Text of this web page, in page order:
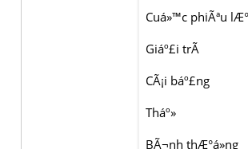
Cuá»™c phiÃªu
Giáº£i trÃ­
CÃ¡i báº£ng
Tháº»
BÃ¬nh thÆ°á»ng